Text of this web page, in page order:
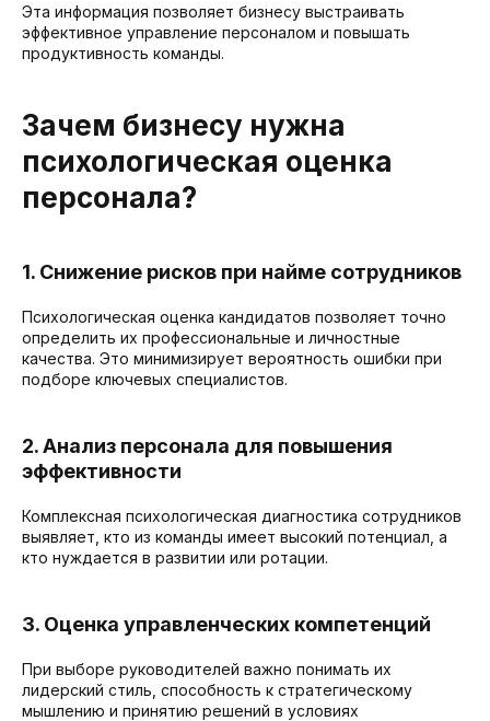
Эта информация позволяет бизнесу выстраивать
эффективное управление персоналом и повышать
продуктивность команды.
Зачем бизнесу нужна
психологическая оценка
персонала?
1. Снижение рисков при найме сотрудников
Психологическая оценка кандидатов позволяет точно
определить их профессиональные и личностные
качества. Это минимизирует вероятность ошибки при
подборе ключевых специалистов.
2. Анализ персонала для повышения
эффективности
Комплексная психологическая диагностика сотрудников
выявляет, кто из команды имеет высокий потенциал, а
кто нуждается в развитии или ротации.
3. Оценка управленческих компетенций
При выборе руководителей важно понимать их
лидерский стиль, способность к стратегическому
мышлению и принятию решений в условиях